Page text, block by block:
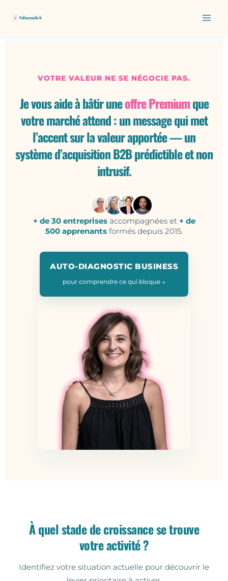
VOTRE VALEUR NE SE NÉGOCIE PAS.
Je vous aide à bâtir uneoffre Premiumque
votre marché attend : un message qui met
l’accent sur la valeur apportée — un
système d’acquisition B2B prédictible et non
intrusif.
+ de 30 entreprisesaccompagnées et + de
500 apprenants formés depuis 2015.
AUTO-DIAGNOSTIC BUSINESS
pour comprendre ce qui bloque ↓
À quel stade de croissance se trouve
votre activité ?
Identifiez votre situation actuelle pour découvrir le